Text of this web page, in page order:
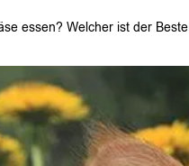
essen? Welcher ist der Beste